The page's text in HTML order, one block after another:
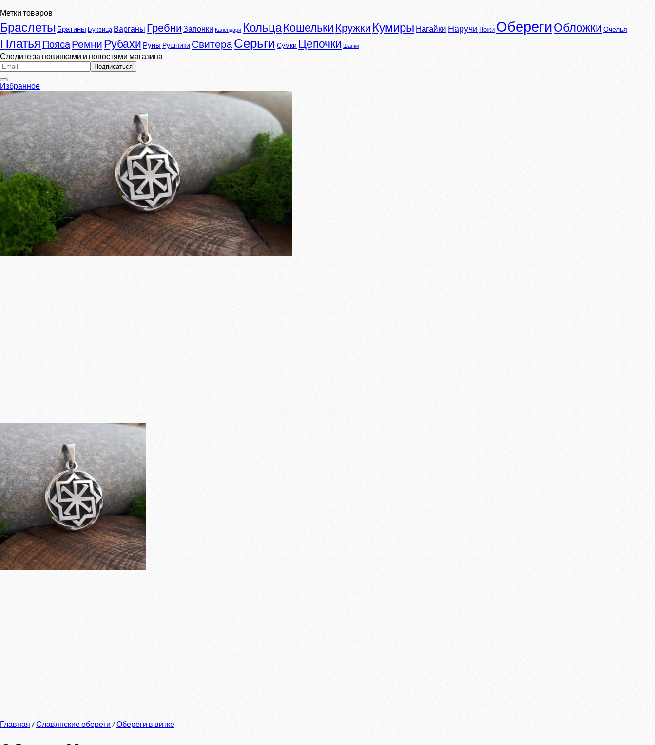
Метки товаров
Браслеты Братины Буквица Варганы Гребни Запонки Календари КольцаКошелькиКружки Кумиры Нагайки Наручи Ножи ОберегиОбложки Очелья
Платья ПоясаРемни Рубахи Руны Рушники СвитераСерьги Сумки Цепочки Шапки
Следите за новинками и новостями магазина
Избранное
Главная /Славянские обереги /Обереги в витке